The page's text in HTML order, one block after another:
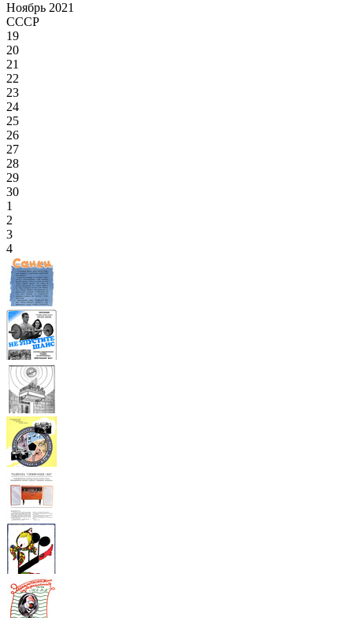
Ноябрь 2021
СССР
19
20
21
22
23
24
25
26
27
28
29
30
1
2
3
4